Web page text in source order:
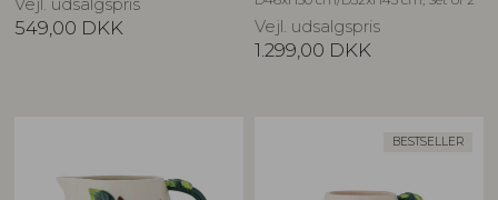
Vejl. udsalgspris
549,00 DKK Vejl. udsalgspris
1.299,00 DKK
BESTSELLER